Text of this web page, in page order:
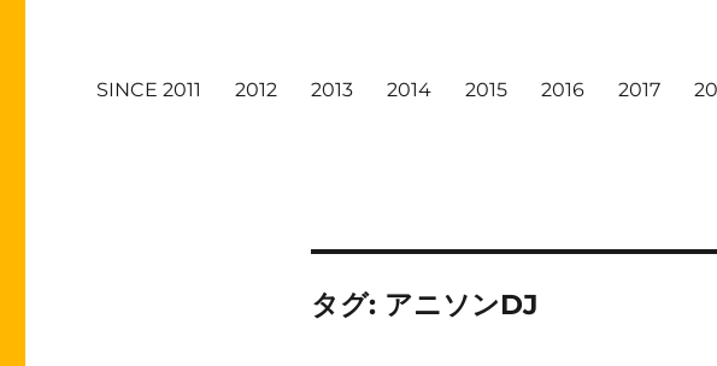
SINCE 2011 2012 2013 2014 2015 2016 2017
タグ: アニソンDJ